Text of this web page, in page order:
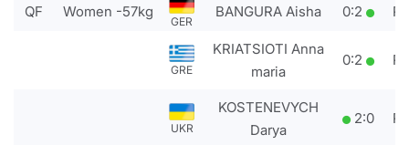
QF Women -57kg
GER
BANGURA Aisha 0:2
GRE
KRIATSIOTI Anna
maria
0:2
UKR
KOSTENEVYCH
Darya
2:0